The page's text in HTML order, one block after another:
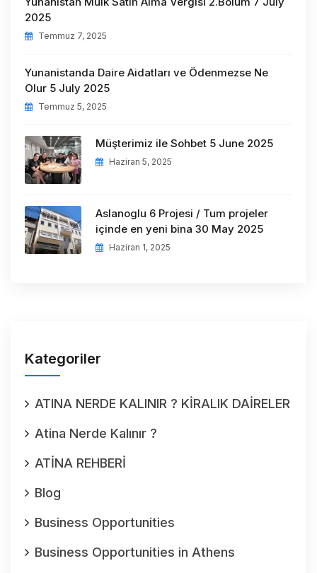
2025
Temmuz 7, 2025
Yunanistanda Daire Aidatları ve Ödenmezse Ne
Olur 5 July 2025
Temmuz 5, 2025
Müşterimiz ile Sohbet 5 June 2025
Haziran 5, 2025
Aslanoglu 6 Projesi / Tum projeler
içinde en yeni bina 30 May 2025
Haziran 1, 2025
Kategoriler
ATINA NERDE KALINIR ? KİRALIK DAİRELER
Atina Nerde Kalınır ?
ATİNA REHBERİ
Blog
Business Opportunities
Business Opportunities in Athens